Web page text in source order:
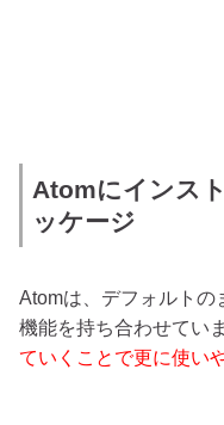
Atomにインス
ッケージ
Atomは、デフォルトの
機能を持ち合わせてい
ていくことで更に使い